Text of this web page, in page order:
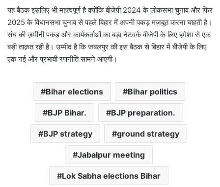
यह बैठक इसलिए भी महत्वपूर्ण है क्योंकि बीजेपी 2024 के लोकसभा चुनाव और फिर
2025 के विधानसभा चुनाव से पहले बिहार में अपनी पकड़ मज़बूत करना चाहती है।
संघ की ज़मीनी पकड़ और कार्यकर्ताओं का बड़ा नेटवर्क बीजेपी के लिए हमेशा से एक
बड़ी ताक़त रही है। उम्मीद है कि जबलपुर की इस बैठक से बिहार में बीजेपी के लिए
एक नई और प्रभावी रणनीति सामने आएगी।
Bihar elections Bihar politics
BJP Bihar. BJP preparation.
BJP strategy ground strategy
Jabalpur meeting
Lok Sabha elections Bihar